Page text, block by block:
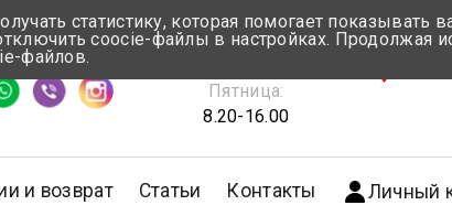
≈ 5 мин
Понедельник-Четверг:
Пятница:
8.20-16.00
и возврат Статьи Контакты Личный
статистику, которая помогает показывать
coocie-файлы в настройках. Продолжая
файлов.